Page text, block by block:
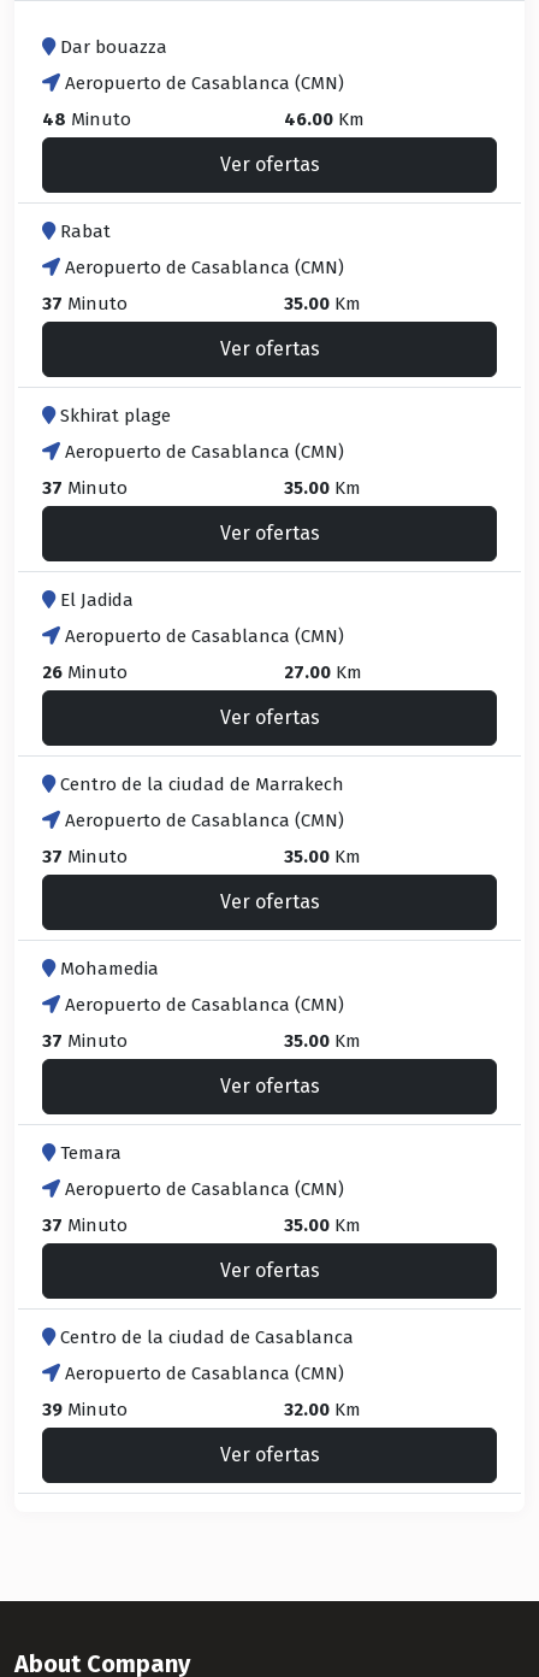
Dar bouazza
Aeropuerto de Casablanca (CMN)
48 Minuto 46.00 Km
Ver ofertas
Rabat
Aeropuerto de Casablanca (CMN)
37 Minuto 35.00 Km
Ver ofertas
Skhirat plage
Aeropuerto de Casablanca (CMN)
37 Minuto 35.00 Km
Ver ofertas
El Jadida
Aeropuerto de Casablanca (CMN)
26 Minuto 27.00 Km
Ver ofertas
Centro de la ciudad de Marrakech
Aeropuerto de Casablanca (CMN)
37 Minuto 35.00 Km
Ver ofertas
Mohamedia
Aeropuerto de Casablanca (CMN)
37 Minuto 35.00 Km
Ver ofertas
Temara
Aeropuerto de Casablanca (CMN)
37 Minuto 35.00 Km
Ver ofertas
Centro de la ciudad de Casablanca
Aeropuerto de Casablanca (CMN)
39 Minuto 32.00 Km
Ver ofertas
About Company